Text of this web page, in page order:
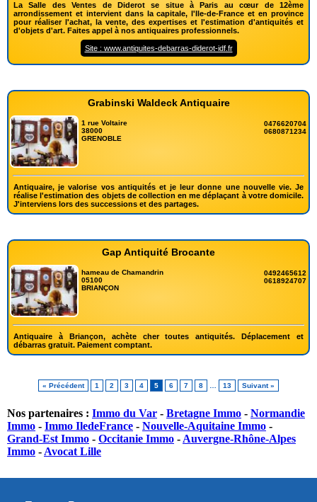
La Salle des Ventes de Diderot se situe à Paris au cœur de 12ème
arrondissement et intervient dans la capitale, l'Ile-de-France et en province
pour réaliser l'achat, la vente, des expertises et l'estimation d'antiquités et
d'objets d'art. Faites appel à nos antiquaires professionnels.
Site : www.antiquites-debarras-diderot-idf.fr
Grabinski Waldeck Antiquaire
1 rue Voltaire
38000
GRENOBLE
0476620704
0680871234
Antiquaire, je valorise vos antiquités et je leur donne une nouvelle vie. Je
réalise l'estimation des objets de collection en me déplaçant à votre domicile.
J'interviens lors des successions et des partages.
Gap Antiquité Brocante
hameau de Chamandrin
05100
BRIANÇON
0492465612
0618924707
Antiquaire à Briançon, achète cher toutes antiquités. Déplacement et
débarras gratuit. Paiement comptant.
« Précédent 1 2 3 4 5 6 7 8 … 13 Suivant »
Nos partenaires : Immo du Var - Bretagne Immo - Normandie
Immo - Immo IledeFrance - Nouvelle-Aquitaine Immo -
Grand-Est Immo - Occitanie Immo - Auvergne-Rhône-Alpes
Immo - Avocat Lille